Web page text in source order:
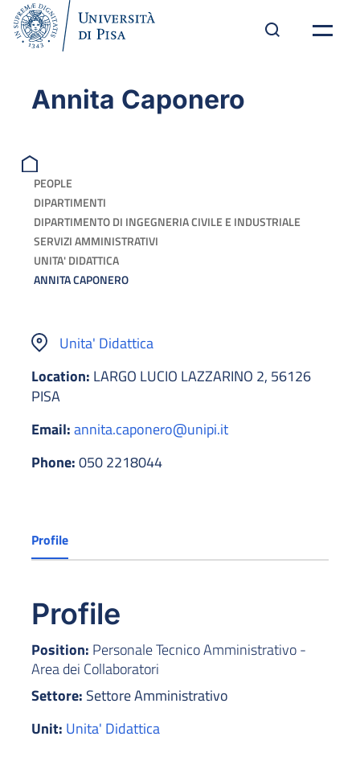
Annita Caponero
PEOPLE
DIPARTIMENTI
DIPARTIMENTO DI INGEGNERIA CIVILE E INDUSTRIALE
SERVIZI AMMINISTRATIVI
UNITA' DIDATTICA
ANNITA CAPONERO
Unita' Didattica
Location: LARGO LUCIO LAZZARINO 2, 56126
PISA
Email:annita.caponero@unipi.it
Phone:050 2218044
Profile
Profile
Position: Personale Tecnico Amministrativo -
Area dei Collaboratori
Settore: Settore Amministrativo
Unit: Unita' Didattica